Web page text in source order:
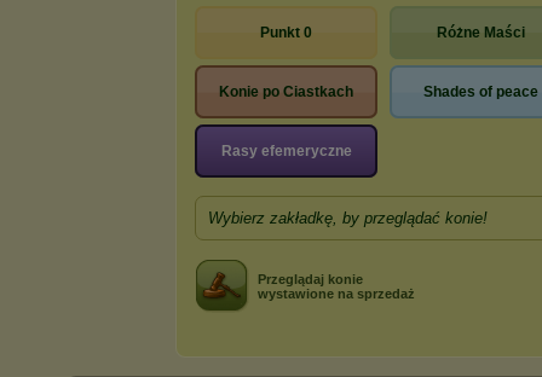
Punkt 0 Różne Maści
Konie po Ciastkach Shades of peace
Rasy efemeryczne
Wybierz zakładkę, by przeglądać konie!
Przeglądaj konie
wystawione na sprzedaż